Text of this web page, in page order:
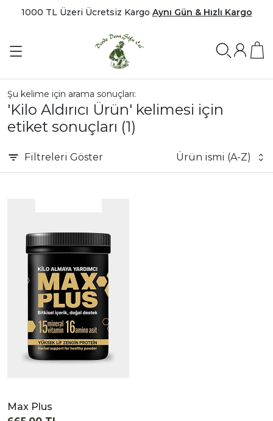
1000 TL Üzeri Ücretsiz Kargo Aynı Gün & Hızlı Kargo
Şu kelime için arama sonuçları:
'Kilo Aldırıcı Ürün' kelimesi için
etiket sonuçları (1)
Filtreleri Göster Ürün ismi (A-Z)
Max Plus